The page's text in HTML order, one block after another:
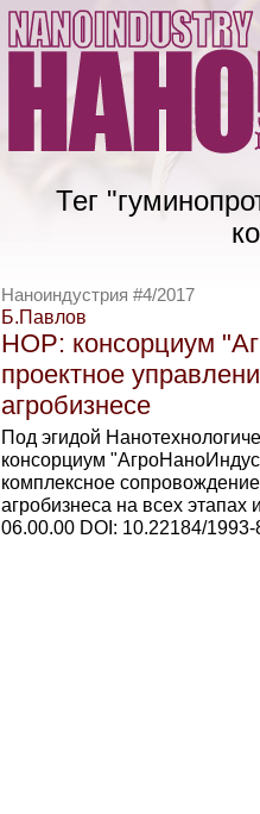
Тег
Наноиндустрия #4/2017
Б.Павлов
НОР: консорциум
проектное
агробизнесе
Под эгидой
консорциум
комплексное
агробизнеса на всех
06.00.00 DOI: 10.22184/